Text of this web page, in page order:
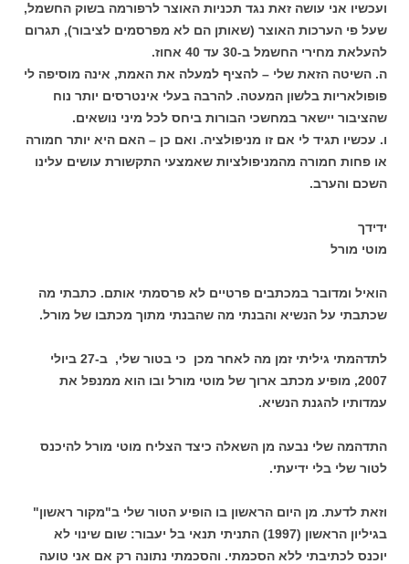
ועכשיו אני עושה זאת נגד תכניות האוצר לרפורמה בשוק החשמל,
שעל פי הערכות האוצר (שאותן הם לא מפרסמים לציבור), תגרום
להעלאת מחירי החשמל ב-30 עד 40 אחוז.
ה. השיטה הזאת שלי – להציף למעלה את האמת, אינה מוסיפה לי
פופולאריות בלשון המעטה. להרבה בעלי אינטרסים יותר נוח
שהציבור יישאר במחשכי הבורות ביחס לכל מיני נושאים.
ו. עכשיו תגיד לי אם זו מניפולציה. ואם כן – האם היא יותר חמורה
או פחות חמורה מהמניפולציות שאמצעי התקשורת עושים עלינו
השכם והערב.
ידידך
מוטי מורל
הואיל ומדובר במכתבים פרטיים לא פרסמתי אותם. כתבתי מה
שכתבתי על הנשיא והבנתי מה שהבנתי מתוך מכתבו של מורל.
לתדהמתי גיליתי זמן מה לאחר מכן כי בטור שלי, ב-27 ביולי
2007, מופיע מכתב ארוך של מוטי מורל ובו הוא ממנפל את
עמדותיו להגנת הנשיא.
התדהמה שלי נבעה מן השאלה כיצד הצליח מוטי מורל להיכנס
לטור שלי בלי ידיעתי.
וזאת לדעת. מן היום הראשון בו הופיע הטור שלי ב"מקור ראשון"
בגיליון הראשון (1997) התניתי תנאי בל יעבור: שום שינוי לא
יוכנס לכתיבתי ללא הסכמתי. והסכמתי נתונה רק אם אני טועה